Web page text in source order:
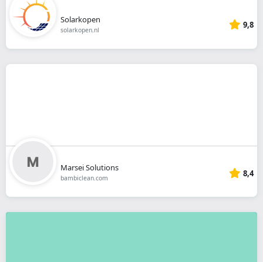
Solarkopen
solarkopen.nl 9,8
Marsei Solutions
bambiclean.com 8,4